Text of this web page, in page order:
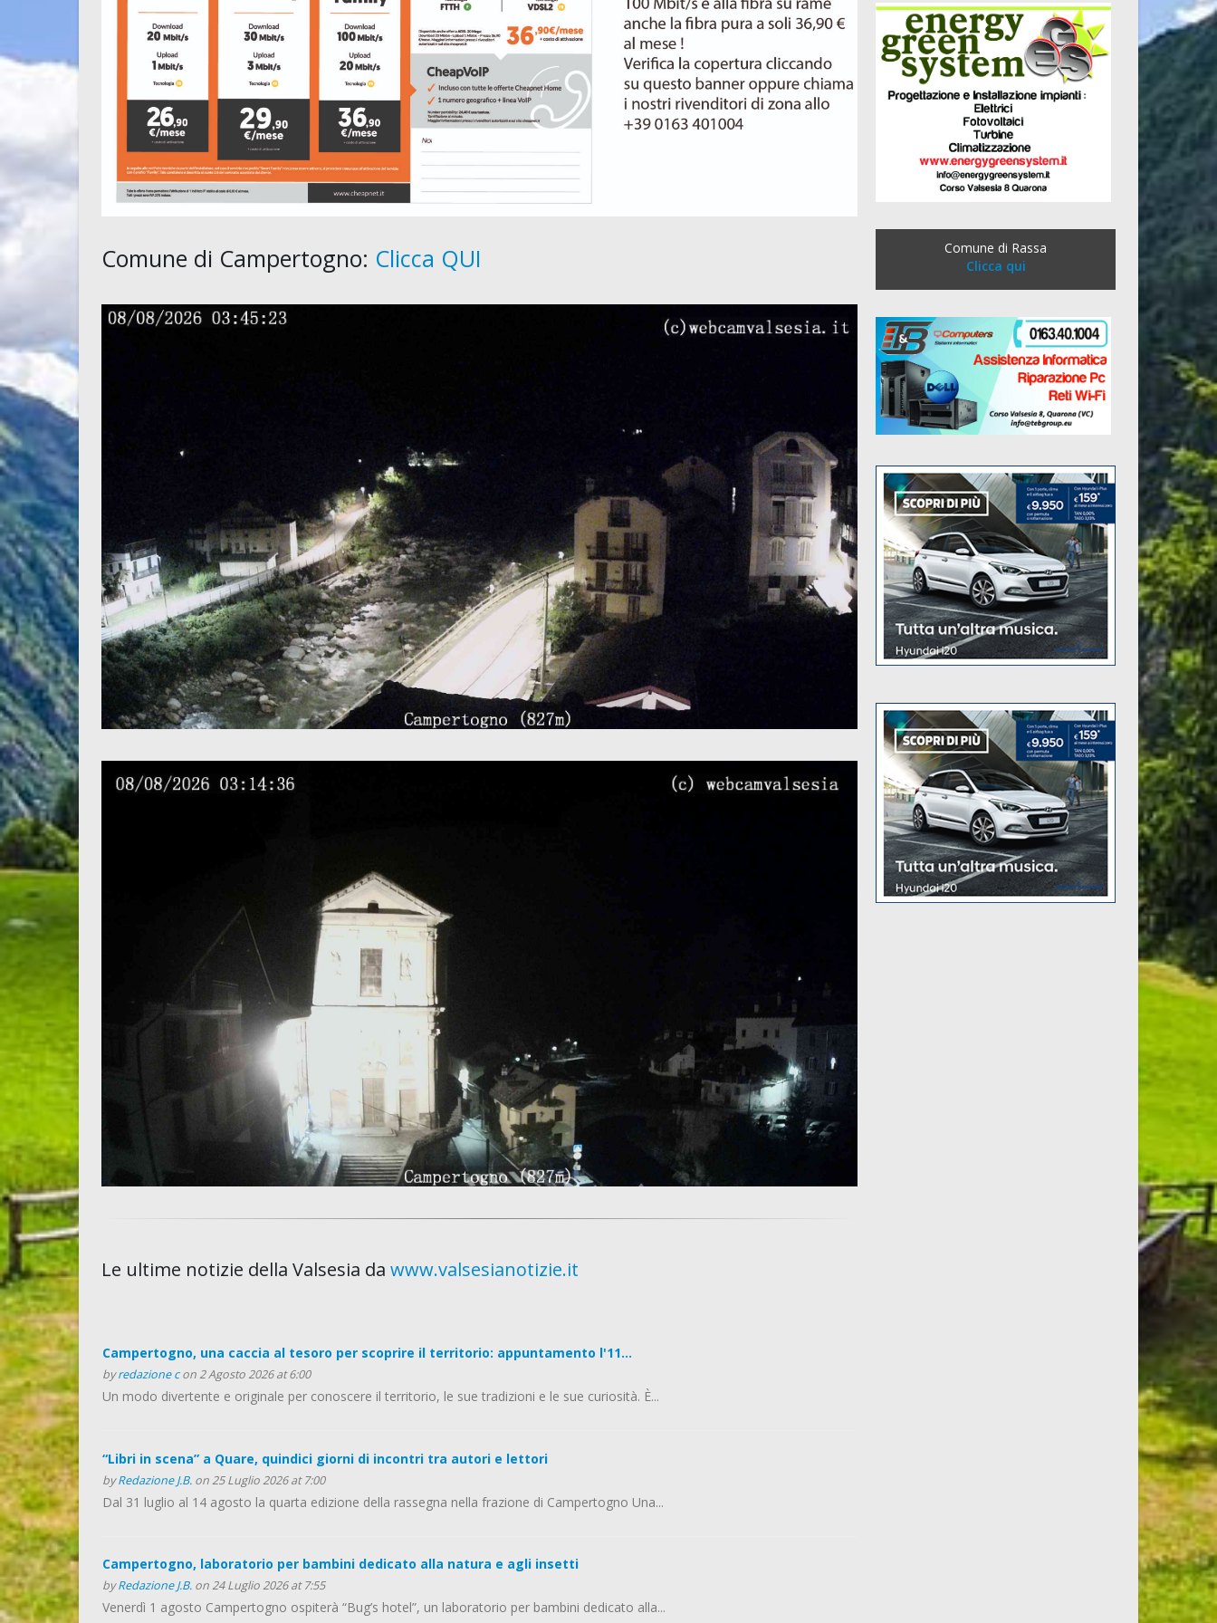
Comune di Campertogno: Clicca QUI
Le ultime notizie della Valsesia da www.valsesianotizie.it
Campertogno, una caccia al tesoro per scoprire il territorio: appuntamento l'11...
byredazione con 2 Agosto 2026 at 6:00
Un modo divertente e originale per conoscere il territorio, le sue tradizioni e le sue curiosità. È...
“Libri in scena” a Quare, quindici giorni di incontri tra autori e lettori
byRedazione J.B.on 25 Luglio 2026 at 7:00
Dal 31 luglio al 14 agosto la quarta edizione della rassegna nella frazione di Campertogno Una...
Campertogno, laboratorio per bambini dedicato alla natura e agli insetti
byRedazione J.B.on 24 Luglio 2026 at 7:55
Venerdì 1 agosto Campertogno ospiterà “Bug’s hotel”, un laboratorio per bambini dedicato alla...
Comune di Rassa
Clicca qui